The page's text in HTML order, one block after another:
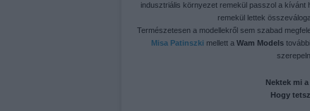
indusztriális környezet remekül passzol a kívánt
remekül lettek
Természetesen a modellekről sem szabad
Misa Patinszki mellett a Wam Models
Nektek mi
Hogy